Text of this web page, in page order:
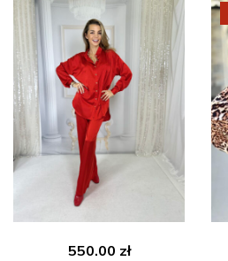
550.00 zł